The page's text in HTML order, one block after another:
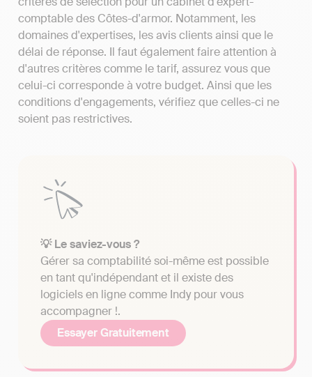
comptable des Côtes-d'armor. Notamment, les
domaines d'expertises, les avis clients ainsi que le
délai de réponse. Il faut également faire attention à
d'autres critères comme le tarif, assurez vous que
celui-ci corresponde à votre budget. Ainsi que les
conditions d'engagements, vérifiez que celles-ci ne
soient pas restrictives.
💡 Le saviez-vous ?
Gérer sa comptabilité soi-même est possible
en tant qu'indépendant et il existe des
logiciels en ligne comme Indy pour vous
accompagner !.
Essayer Gratuitement